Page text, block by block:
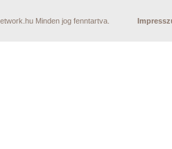
Minden jog fenntartva.